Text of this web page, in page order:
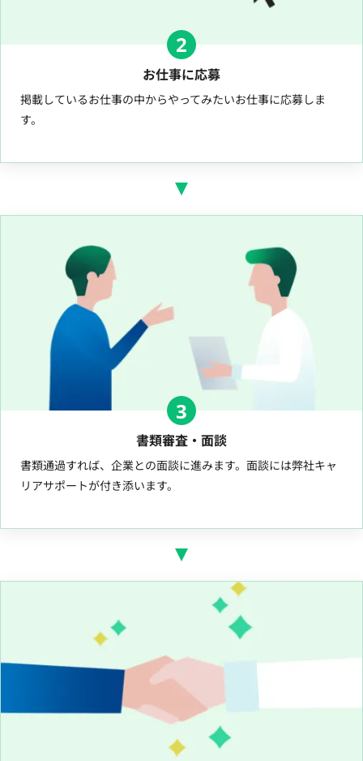
2
お仕事に応募
掲載しているお仕事の中からやってみたいお仕事に応募しま
す。
3
書類審査・面談
書類通過すれば、企業との面談に進みます。面談には弊社キャ
リアサポートが付き添います。